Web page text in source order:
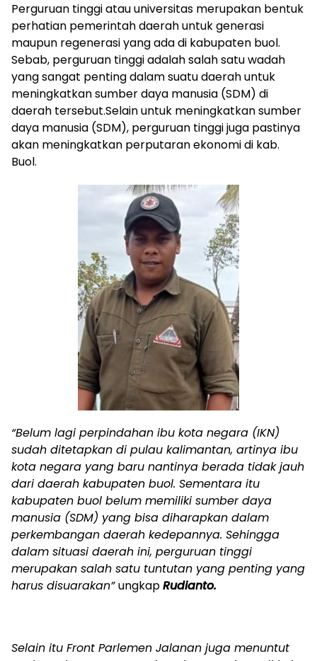
Perguruan tinggi atau universitas merupakan bentuk
perhatian pemerintah daerah untuk generasi
maupun regenerasi yang ada di kabupaten buol.
Sebab, perguruan tinggi adalah salah satu wadah
yang sangat penting dalam suatu daerah untuk
meningkatkan sumber daya manusia (SDM) di
daerah tersebut.Selain untuk meningkatkan sumber
daya manusia (SDM), perguruan tinggi juga pastinya
akan meningkatkan perputaran ekonomi di kab.
Buol.
“Belum lagi perpindahan ibu kota negara (IKN)
sudah ditetapkan di pulau kalimantan, artinya ibu
kota negara yang baru nantinya berada tidak jauh
dari daerah kabupaten buol. Sementara itu
kabupaten buol belum memiliki sumber daya
manusia (SDM) yang bisa diharapkan dalam
perkembangan daerah kedepannya. Sehingga
dalam situasi daerah ini, perguruan tinggi
merupakan salah satu tuntutan yang penting yang
harus disuarakan”ungkapRudianto.
Selain itu Front Parlemen Jalanan juga menuntut